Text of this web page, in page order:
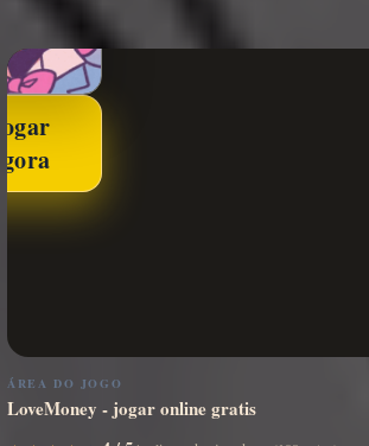
ÁREA DO JOGO
LoveMoney - jogar online gratis